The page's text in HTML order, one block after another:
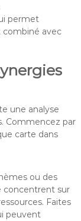
permet
combiné avec
une analyse
Commencez par
carte dans
ou des
concentrent sur
Faites
peuvent